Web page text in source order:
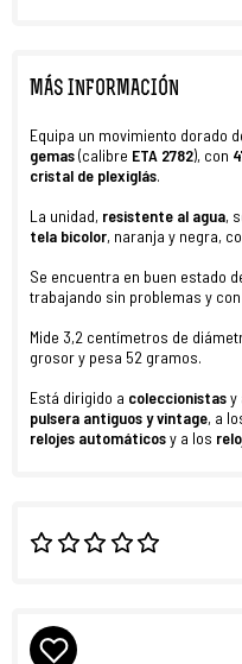
MÁS INFORMACIÓN
Equipa un movimiento dorado
gemas(calibre ETA 2782), con
cristal de plexiglás.
La unidad, resistente al agua,
tela bicolor, naranja y negra,
Se encuentra en buen estado
trabajando sin problemas y
Mide 3,2 centímetros de
grosor y pesa 52 gramos.
Está dirigido a coleccionistasy
pulsera antiguos y vintage, a
relojes automáticosy a los